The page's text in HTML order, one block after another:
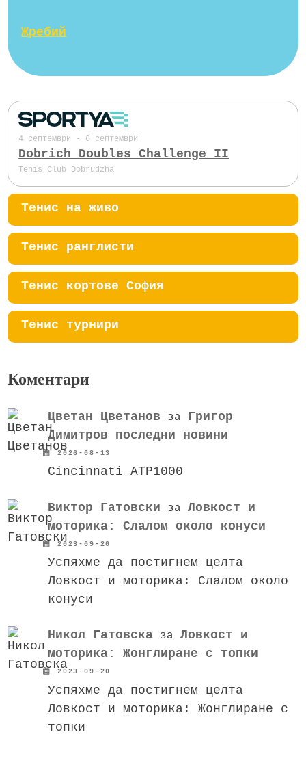
Жребий
4 септември - 6 септември
Dobrich Doubles Challenge II
Tenis Club Dobrudzha
Тенис на живо
Тенис ранглисти
Тенис кортове София
Тенис турнири
Коментари
Цветан Цветанов за Григор
Димитров последни новини
2026-08-13
Cincinnati ATP1000
Виктор Гатовски за Ловкост и
моторика: Слалом около конуси
2023-09-20
Успяхме да постигнем целта
Ловкост и моторика: Слалом около
конуси
Никол Гатовсказа Ловкост и
моторика: Жонглиране с топки
2023-09-20
Успяхме да постигнем целта
Ловкост и моторика: Жонглиране с
топки